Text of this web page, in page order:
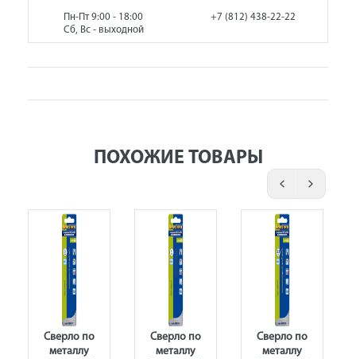
Пн-Пт 9:00 - 18:00
Сб, Вс - выходной
+7 (812) 438-22-22
ПОХОЖИЕ ТОВАРЫ
Сверло по
металлу
Сверло по
металлу
Сверло по
металлу